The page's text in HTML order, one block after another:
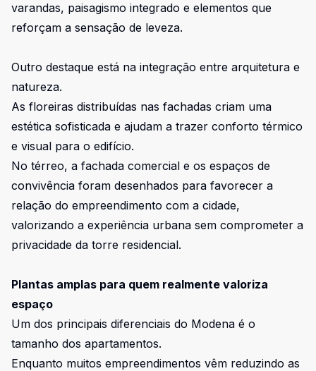
varandas, paisagismo integrado e elementos que
reforçam a sensação de leveza.
Outro destaque está na integração entre arquitetura e
natureza.
As floreiras distribuídas nas fachadas criam uma
estética sofisticada e ajudam a trazer conforto térmico
e visual para o edifício.
No térreo, a fachada comercial e os espaços de
convivência foram desenhados para favorecer a
relação do empreendimento com a cidade,
valorizando a experiência urbana sem comprometer a
privacidade da torre residencial.
Plantas amplas para quem realmente valoriza
espaço
Um dos principais diferenciais do Modena é o
tamanho dos apartamentos.
Enquanto muitos empreendimentos vêm reduzindo as